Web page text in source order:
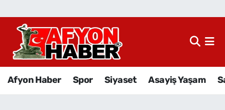
Afyon Haber Spor Siyaset Asayiş Yaşam
Afyon Haber